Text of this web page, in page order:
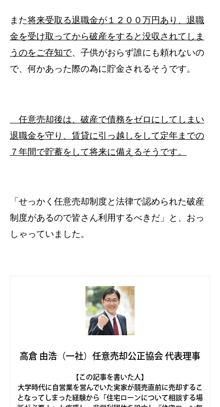
また将来受取る退職金が１２００万円あり、退職
金を受け取ってから破産をすると没収されてしま
うのをご存知で、子供がおらず誰にも頼れないの
で、何かあった際の為に貯金されるそうです。
任意売却後は、破産で債務をゼロにしてしまい
退職金を守り、賃貸に引っ越しをして定年までの
７年間で貯蓄をして将来に備えるそうです。
「せっかく任意売却制度と法律で認められた破産
制度があるので皆さん利用するべきだ」と、おっ
しゃっていました。
高倉 由浩（一社）任意売却公正協会 代表理事
【この記事を書いた人】
大学時代に自営業を営んでいた実家が競売直前に売却するこ
となってしまった経験から「住宅ローンについて相談する場